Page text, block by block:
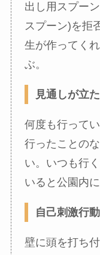
出し用スプー
スプーン)を拒
生が作ってく
ぶ。
見通しが立
何度も行って
行ったことの
い。いつも行
いると公園内
自己刺激行
壁に頭を打ち